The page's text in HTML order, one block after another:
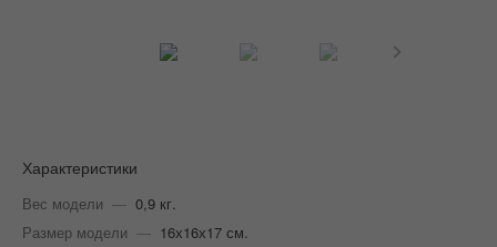
Характеристики
Вес модели — 0,9 кг.
Размер модели — 16х16х17 см.